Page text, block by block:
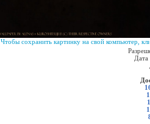
Чтобы сохранить картинку на свой компьютер,
Дата